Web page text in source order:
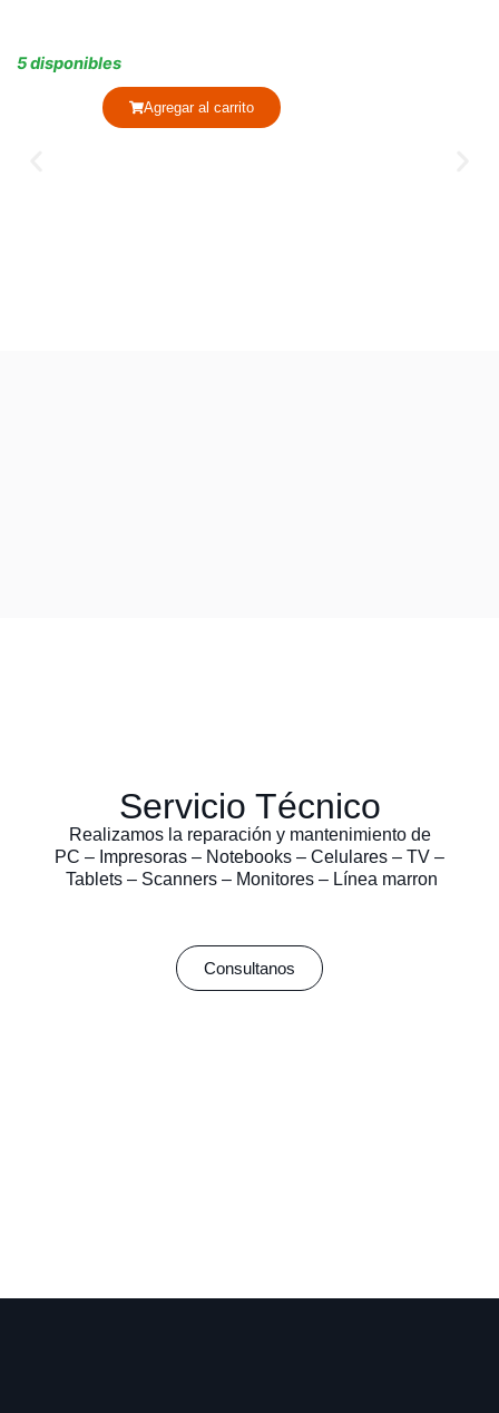
5 disponibles
Agregar al carrito
Servicio Técnico
Realizamos la reparación y mantenimiento de
PC – Impresoras – Notebooks – Celulares – TV –
Tablets – Scanners – Monitores – Línea marron
Consultanos